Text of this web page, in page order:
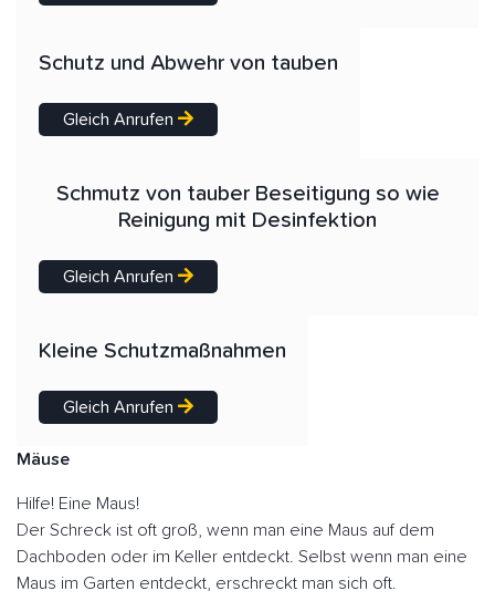
Schutz und Abwehr von tauben
Gleich Anrufen
Schmutz von tauber Beseitigung so wie
Reinigung mit Desinfektion
Gleich Anrufen
Kleine Schutzmaßnahmen
Gleich Anrufen
Mäuse
Hilfe! Eine Maus!
Der Schreck ist oft groß, wenn man eine Maus auf dem
Dachboden oder im Keller entdeckt. Selbst wenn man eine
Maus im Garten entdeckt, erschreckt man sich oft.